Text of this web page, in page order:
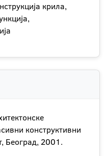
крила,
конструктивни
Београд, 2001.